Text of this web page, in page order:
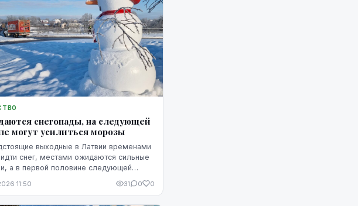
снегопады, на следующей
могут усилиться морозы
выходные в Латвии временами
идти снег, местами ожидаются сильные
а в первой половине следующей
прогнозируют синоптики.
11:50 31 0 0